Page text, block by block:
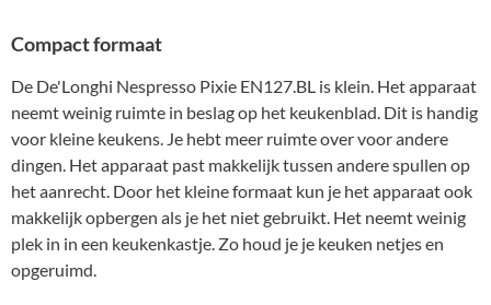
Compact formaat
De De'Longhi Nespresso Pixie EN127.BL is klein. Het apparaat
neemt weinig ruimte in beslag op het keukenblad. Dit is handig
voor kleine keukens. Je hebt meer ruimte over voor andere
dingen. Het apparaat past makkelijk tussen andere spullen op
het aanrecht. Door het kleine formaat kun je het apparaat ook
makkelijk opbergen als je het niet gebruikt. Het neemt weinig
plek in in een keukenkastje. Zo houd je je keuken netjes en
opgeruimd.